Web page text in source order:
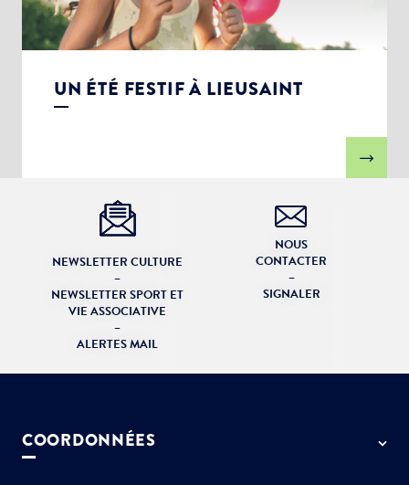
UN ÉTÉ FESTIF À LIEUSAINT
NEWSLETTER CULTURE
–
NEWSLETTER SPORT ET
VIE ASSOCIATIVE
–
ALERTES MAIL
NOUS
CONTACTER
–
SIGNALER
COORDONNÉES